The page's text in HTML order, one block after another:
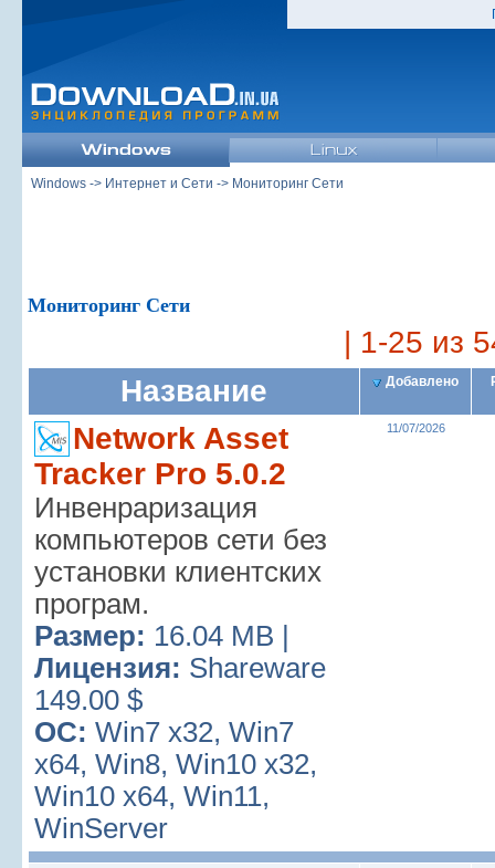
Windows -> Интернет и Сети -> Мониторинг Сети
Мониторинг Сети
| 1-25 из
Название
Добавлено
Network Asset
Tracker Pro 5.0.2
Инвенраризация
компьютеров сети без
установки клиентских
програм.
Размер: 16.04 MB |
Лицензия: Shareware
149.00 $
ОС: Win7 x32, Win7
x64, Win8, Win10 x32,
Win10 x64, Win11,
WinServer
11/07/2026